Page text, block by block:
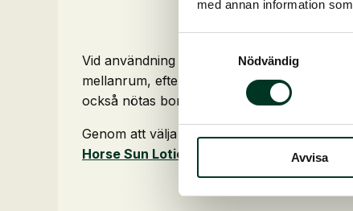
med annan information
Nödvändig
Avvisa
Vid användning av solkräm på de utsatta
mellanrum, eftersom krämen tvättas bort
också nötas bort under betning.
Genom att välja en solkräm med högt
Horse Sun Lotion
hittar du också ett högt